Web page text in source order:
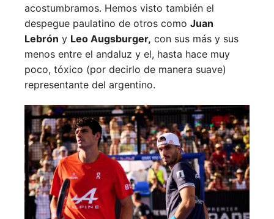
acostumbramos. Hemos visto también el
despegue paulatino de otros como Juan
Lebrón y Leo Augsburger, con sus más y sus
menos entre el andaluz y el, hasta hace muy
poco, tóxico (por decirlo de manera suave)
representante del argentino.